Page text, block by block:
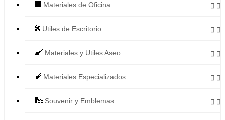
Materiales de Oficina  
Utiles de Escritorio  
Materiales y Utiles Aseo  
Materiales Especializados  
Souvenir y Emblemas  